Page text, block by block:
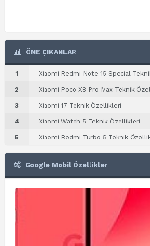
ÖNE ÇIKANLAR
1 Xiaomi Redmi Note 15 Special
2 Xiaomi Poco X8 Pro Max Teknik
3 Xiaomi 17 Teknik Özellikleri
4 Xiaomi Watch 5 Teknik Özellikleri
5 Xiaomi Redmi Turbo 5 Teknik
Google Mobil Özellikler